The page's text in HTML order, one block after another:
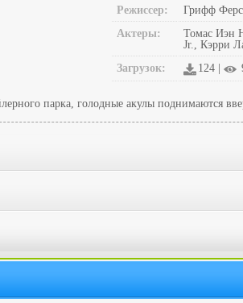
Режиссер:
Грифф
Актеры:
Томас Иэн
Jr., Кэрри
Загрузок:
124 |
парка, голодные акулы поднимаются